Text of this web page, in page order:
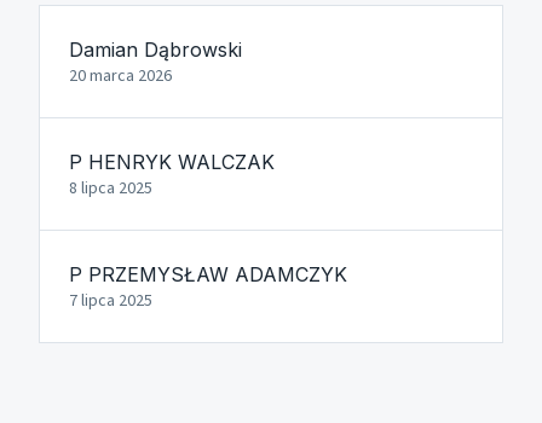
Damian Dąbrowski
20 marca 2026
P HENRYK WALCZAK
8 lipca 2025
P PRZEMYSŁAW ADAMCZYK
7 lipca 2025